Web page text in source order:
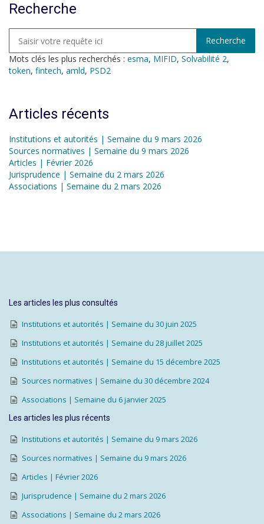
Recherche
Mots clés les plus recherchés : esma, MIFID, Solvabilité 2,
token, fintech, amld, PSD2
Articles récents
Institutions et autorités | Semaine du 9 mars 2026
Sources normatives | Semaine du 9 mars 2026
Articles | Février 2026
Jurisprudence | Semaine du 2 mars 2026
Associations | Semaine du 2 mars 2026
Les articles les plus consultés
Institutions et autorités | Semaine du 30 juin 2025
Institutions et autorités | Semaine du 28 juillet 2025
Institutions et autorités | Semaine du 15 décembre 2025
Sources normatives | Semaine du 30 décembre 2024
Associations | Semaine du 6 janvier 2025
Les articles les plus récents
Institutions et autorités | Semaine du 9 mars 2026
Sources normatives | Semaine du 9 mars 2026
Articles | Février 2026
Jurisprudence | Semaine du 2 mars 2026
Associations | Semaine du 2 mars 2026